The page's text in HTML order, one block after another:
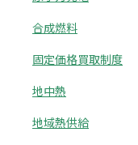
合成燃料
固定価格買取制度
地中熱
地域熱供給